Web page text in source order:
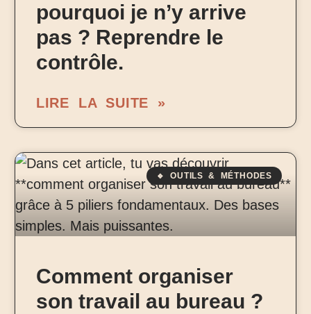
pourquoi je n’y arrive
pas ? Reprendre le
contrôle.
LIRE LA SUITE »
🔹 OUTILS & MÉTHODES
Comment organiser
son travail au bureau ?